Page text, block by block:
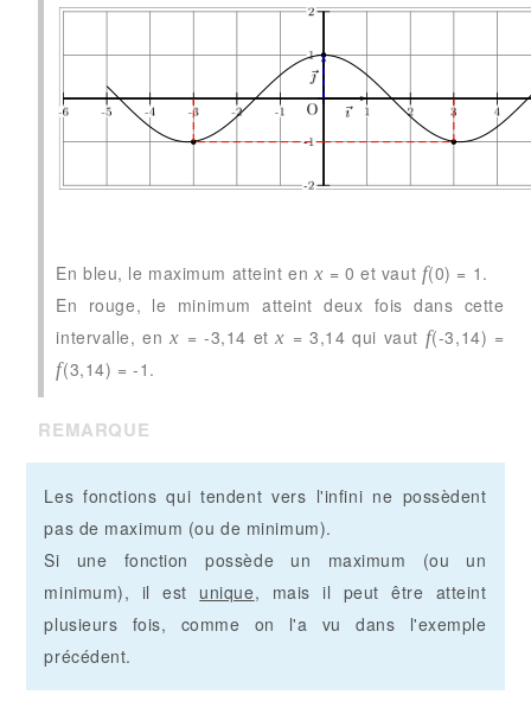
En bleu, le maximum atteint en x = 0 et vaut f(0) = 1.
En rouge, le minimum atteint deux fois dans cette
intervalle, enx = -3,14 etx = 3,14 qui vaut f(-3,14) =
f(3,14) = -1.
REMARQUE
Les fonctions qui tendent vers l'infini ne possèdent
pas de maximum (ou de minimum).
Si une fonction possède un maximum (ou un
minimum), il est unique, mais il peut être atteint
plusieurs fois, comme on l'a vu dans l'exemple
précédent.